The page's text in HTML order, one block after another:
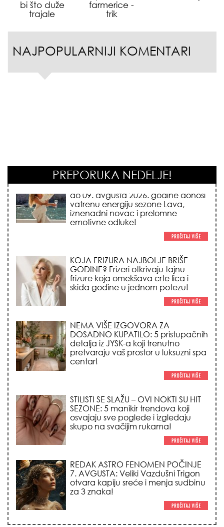
bi što duže
trajale
farmerice -
trik
NAJPOPULARNIJI KOMENTARI
PREPORUKA NEDELJE!
KOJA FRIZURA NAJBOLJE BRIŠE
GODINE? Frizeri otkrivaju tajnu
frizure koja omekšava crte lica i
skida godine u jednom potezu!
NEMA VIŠE IZGOVORA ZA
DOSADNO KUPATILO: 5 pristupačnih
detalja iz JYSK-a koji trenutno
pretvaraju vaš prostor u luksuzni spa
STILISTI SE SLAŽU – OVI NOKTI SU HIT
SEZONE: 5 manikir trendova koji
osvajaju sve poglede i izgledaju
skupo na svačijim rukama!
REDAK ASTRO FENOMEN POČINJE
7. AVGUSTA: Veliki Vazdušni Trigon
otvara kapiju sreće i menja sudbinu
LJUDI U SRBIJI MASOVNO KUPUJU
OVO ČUDO OD 200 DINARA: Trik sa
peškirom i ledom koji rashlađuje stan
na +35 za 10 minuta (BEZ KLIME)!